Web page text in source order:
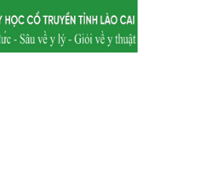
Xã Nậm Chày
Xã Bát Xát